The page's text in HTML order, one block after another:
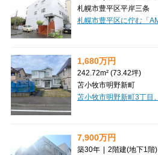
札幌市豊平区平岸三条
1,680万円
242.72m² (73.42坪)
苫小牧市明野新町
7,900万円
築30年 | 2階建(地下1階)